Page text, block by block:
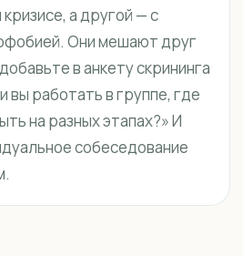
а другой — с
Они мешают друг
в анкету скрининга
вы работать в группе, где
на разных этапах?» И
собеседование